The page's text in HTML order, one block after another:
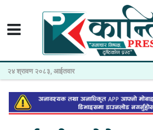
२४ श्रावण २०८३, आईतवार